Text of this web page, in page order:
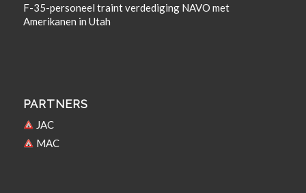
F-35-personeel traint verdediging NAVO met
Amerikanen in Utah
PARTNERS
JAC
MAC